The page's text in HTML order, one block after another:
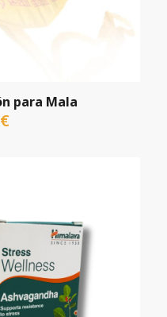
para Mala
€